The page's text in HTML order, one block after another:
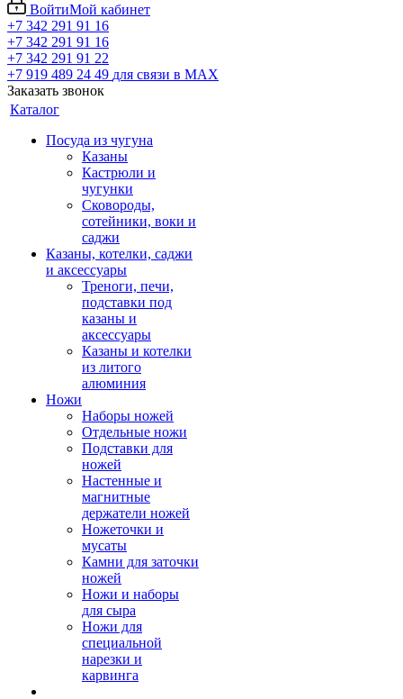
ВойтиМой кабинет
+7 342 291 91 16
+7 342 291 91 16
+7 342 291 91 22
+7 919 489 24 49 для связи в МАХ
Заказать звонок
Каталог
Посуда из чугуна
Казаны
Кастрюли и
чугунки
Сковороды,
сотейники, воки и
саджи
Казаны, котелки, саджи
и аксессуары
Треноги, печи,
подставки под
казаны и
аксессуары
Казаны и котелки
из литого
алюминия
Ножи
Наборы ножей
Отдельные ножи
Подставки для
ножей
Настенные и
магнитные
держатели ножей
Ножеточки и
мусаты
Камни для заточки
ножей
Ножи и наборы
для сыра
Ножи для
специальной
нарезки и
карвинга